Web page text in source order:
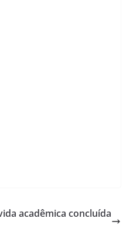
acadêmica concluída